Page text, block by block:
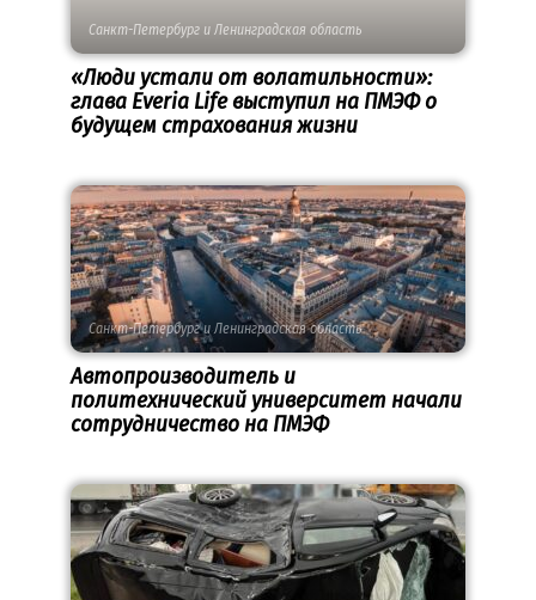
Санкт-Петербург и Ленинградская область
«Люди устали от волатильности»:
глава Everia Life выступил на ПМЭФ о
будущем страхования жизни
Санкт-Петербург и Ленинградская область
Автопроизводитель и
политехнический университет начали
сотрудничество на ПМЭФ